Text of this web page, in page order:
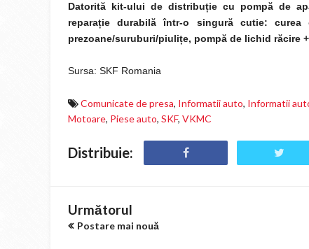
Datorită kit-ului de distribuție cu pompă de
reparație durabilă într-o singură cutie:
prezoane/suruburi/piulițe, pompă de lichid răcire
Sursa: SKF Romania
Comunicate de presa, Informatii auto, Informatii
Motoare, Piese auto, SKF, VKMC
Distribuie:
Următorul
Postare mai nouă